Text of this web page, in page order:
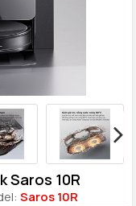
Saros 10R
Saros 10R